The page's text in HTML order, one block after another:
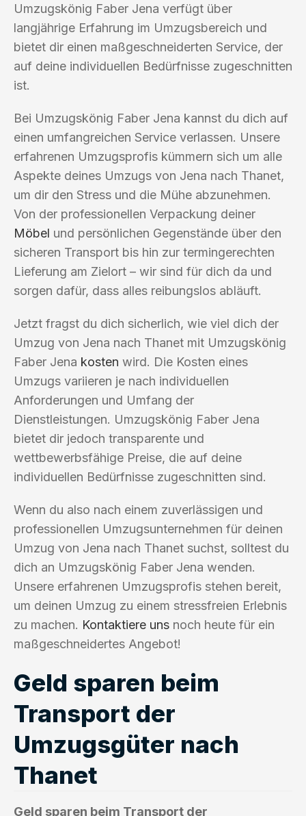
Umzugskönig Faber Jena verfügt über
langjährige Erfahrung im Umzugsbereich und
bietet dir einen maßgeschneiderten Service, der
auf deine individuellen Bedürfnisse zugeschnitten
ist.
Bei Umzugskönig Faber Jena kannst du dich auf
einen umfangreichen Service verlassen. Unsere
erfahrenen Umzugsprofis kümmern sich um alle
Aspekte deines Umzugs von Jena nach Thanet,
um dir den Stress und die Mühe abzunehmen.
Von der professionellen Verpackung deiner
Möbel und persönlichen Gegenstände über den
sicheren Transport bis hin zur termingerechten
Lieferung am Zielort – wir sind für dich da und
sorgen dafür, dass alles reibungslos abläuft.
Jetzt fragst du dich sicherlich, wie viel dich der
Umzug von Jena nach Thanet mit Umzugskönig
Faber Jena kosten wird. Die Kosten eines
Umzugs variieren je nach individuellen
Anforderungen und Umfang der
Dienstleistungen. Umzugskönig Faber Jena
bietet dir jedoch transparente und
wettbewerbsfähige Preise, die auf deine
individuellen Bedürfnisse zugeschnitten sind.
Wenn du also nach einem zuverlässigen und
professionellen Umzugsunternehmen für deinen
Umzug von Jena nach Thanet suchst, solltest du
dich an Umzugskönig Faber Jena wenden.
Unsere erfahrenen Umzugsprofis stehen bereit,
um deinen Umzug zu einem stressfreien Erlebnis
zu machen. Kontaktiere uns noch heute für ein
maßgeschneidertes Angebot!
Geld sparen beim
Transport der
Umzugsgüter nach
Thanet
Geld sparen beim Transport der